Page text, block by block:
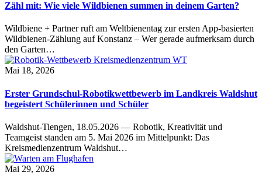
Zähl mit: Wie viele Wildbienen summen in deinem Garten?
Wildbiene + Partner ruft am Weltbienentag zur ersten App-basierten
Wildbienen-Zählung auf Konstanz – Wer gerade aufmerksam durch
den Garten…
Mai 18, 2026
Erster Grundschul-Robotikwettbewerb im Landkreis Waldshut
begeistert Schülerinnen und Schüler
Waldshut-Tiengen, 18.05.2026 — Robotik, Kreativität und
Teamgeist standen am 5. Mai 2026 im Mittelpunkt: Das
Kreismedienzentrum Waldshut…
Mai 29, 2026